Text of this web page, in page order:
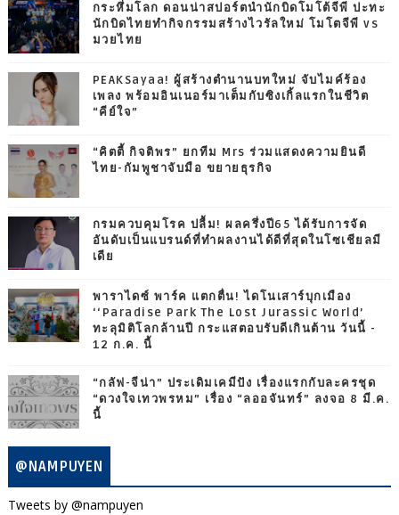
กระหึ่มโลก ดอนน่าสปอร์ตนำนักบิดโมโต้จีพี ปะทะ
นักบิดไทยทำกิจกรรมสร้างไวรัลใหม่ โมโตจีพี vs
มวยไทย
PEAKSayaa! ผู้สร้างตำนานบทใหม่ จับไมค์ร้อง
เพลง พร้อมอินเนอร์มาเต็มกับซิงเกิ้ลแรกในชีวิต
“คีย์ใจ”
“คิตตี้ กิจติพร” ยกทีม Mrs ร่วมแสดงความยินดี
ไทย-กัมพูชาจับมือ ขยายธุรกิจ
กรมควบคุมโรค ปลื้ม! ผลครึ่งปี65 ได้รับการจัด
อันดับเป็นแบรนด์ที่ทำผลงานได้ดีที่สุดในโซเชียลมี
เดีย
พาราไดซ์ พาร์ค แตกตื่น! ไดโนเสาร์บุกเมือง
‘‘Paradise Park The Lost Jurassic World’
ทะลุมิติโลกล้านปี กระแสตอบรับดีเกินต้าน วันนี้ -
12 ก.ค. นี้
“กลัฟ-จีน่า” ประเดิมเคมีปัง เรื่องแรกกับละครชุด
“ดวงใจเทวพรหม” เรื่อง “ลออจันทร์” ลงจอ 8 มี.ค.
นี้
@NAMPUYEN
Tweets by @nampuyen